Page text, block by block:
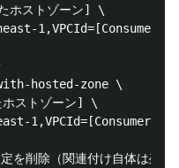
ホストゾーン] \
1,VPCId=[Consumerの
hosted-zone \
ストゾーン] \
1,VPCId=[Consumerの
削除（関連付け自体は残る